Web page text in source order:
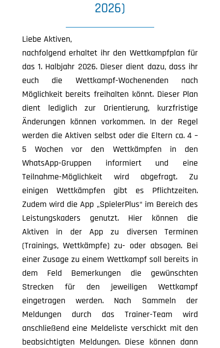
2026)
Liebe Aktiven,
nachfolgend erhaltet ihr den Wettkampfplan für
das 1. Halbjahr 2026. Dieser dient dazu, dass ihr
euch die Wettkampf-Wochenenden nach
Möglichkeit bereits freihalten könnt. Dieser Plan
dient lediglich zur Orientierung, kurzfristige
Änderungen können vorkommen. In der Regel
werden die Aktiven selbst oder die Eltern ca. 4 –
5 Wochen vor den Wettkämpfen in den
WhatsApp-Gruppen informiert und eine
Teilnahme-Möglichkeit wird abgefragt. Zu
einigen Wettkämpfen gibt es Pflichtzeiten.
Zudem wird die App „SpielerPlus“ im Bereich des
Leistungskaders genutzt. Hier können die
Aktiven in der App zu diversen Terminen
(Trainings, Wettkämpfe) zu- oder absagen. Bei
einer Zusage zu einem Wettkampf soll bereits in
dem Feld Bemerkungen die gewünschten
Strecken für den jeweiligen Wettkampf
eingetragen werden. Nach Sammeln der
Meldungen durch das Trainer-Team wird
anschließend eine Meldeliste verschickt mit den
beabsichtigten Meldungen. Diese können dann